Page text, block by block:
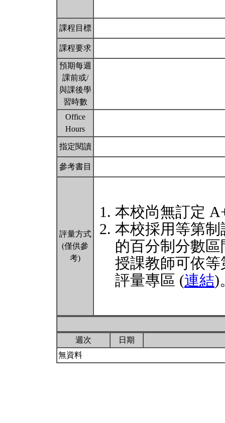
課程目標
課程要求
預期每週
課前或/
與課後學
習時數
Office
Hours
指定閱讀
參考書目
評量方式
(僅供參
考)
本校尚無訂定
本校採用等第
的百分制分數
授課教師可依
評量專區 (連結)
週次
日期
無資料